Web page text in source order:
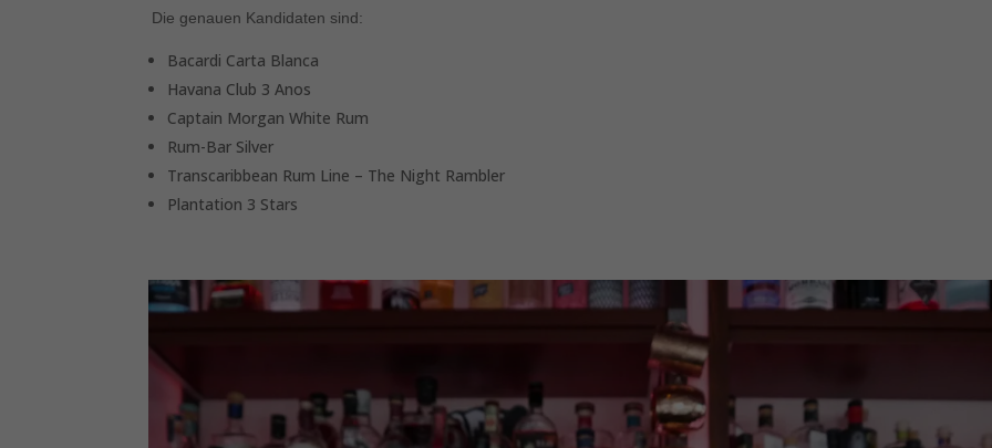
Die genauen Kandidaten sind:
Bacardi Carta Blanca
Havana Club 3 Anos
Captain Morgan White Rum
Rum-Bar Silver
Transcaribbean Rum Line – The Night Rambler
Plantation 3 Stars